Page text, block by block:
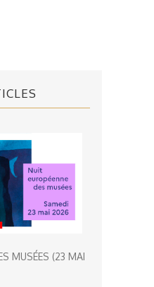
MUSÉES (23 MAI